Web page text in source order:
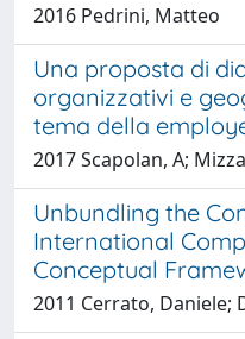
2016 Pedrini, Matteo
Una proposta di
organizzativi e
tema della
2017 Scapolan, A;
Unbundling the
International
Conceptual
2011 Cerrato, Daniele;